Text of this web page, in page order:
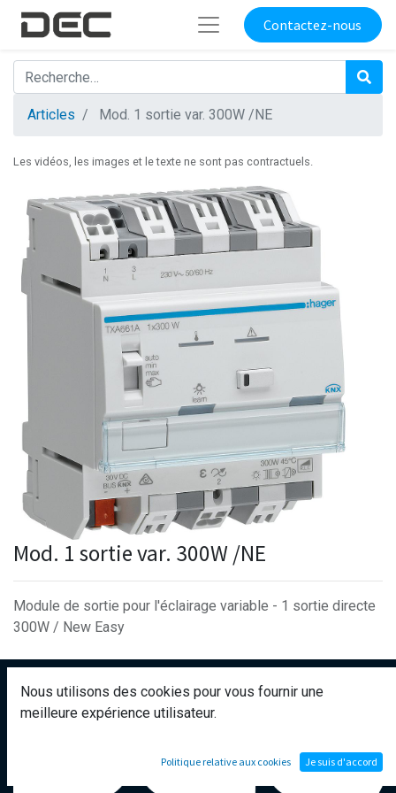
Contactez-nous
Articles Mod. 1 sortie var. 300W /NE
Les vidéos, les images et le texte ne sont pas contractuels.
Mod. 1 sortie var. 300W /NE
Module de sortie pour l'éclairage variable - 1 sortie directe
300W / New Easy
Nous utilisons des cookies pour vous fournir une
meilleure expérience utilisateur.
Politique relative aux cookies Je suis d'accord